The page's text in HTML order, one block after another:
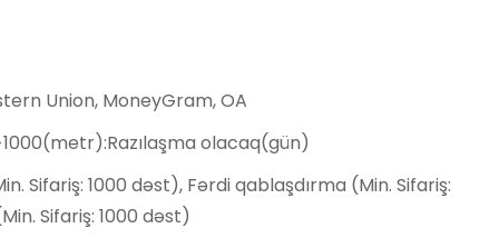
Union, MoneyGram, OA
olacaq(gün)
Sifariş: 1000 dəst), Fərdi qablaşdırma (Min. Sifariş:
Sifariş: 1000 dəst)